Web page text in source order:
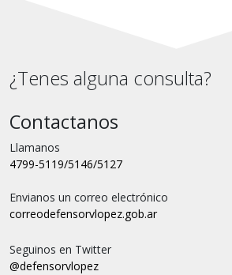
¿Tenes alguna consulta?
Contactanos
Llamanos
4799-5119/5146/5127
Envianos un correo electrónico
correodefensorvlopez.gob.ar
Seguinos en Twitter
@defensorvlopez